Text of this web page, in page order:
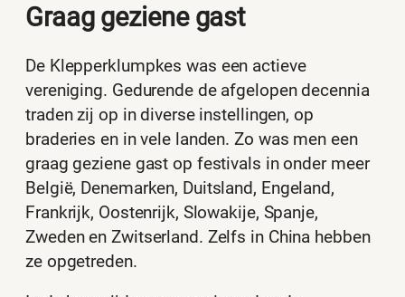
Graag geziene gast
De Klepperklumpkes was een actieve
vereniging. Gedurende de afgelopen decennia
traden zij op in diverse instellingen, op
braderies en in vele landen. Zo was men een
graag geziene gast op festivals in onder meer
België, Denemarken, Duitsland, Engeland,
Frankrijk, Oostenrijk, Slowakije, Spanje,
Zweden en Zwitserland. Zelfs in China hebben
ze opgetreden.